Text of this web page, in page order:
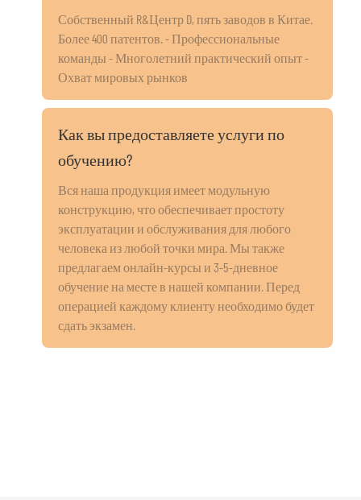
Собственный R&Центр D, пять заводов в Китае.
Более 400 патентов. - Профессиональные
команды - Многолетний практический опыт -
Охват мировых рынков
Как вы предоставляете услуги по
обучению?
Вся наша продукция имеет модульную
конструкцию, что обеспечивает простоту
эксплуатации и обслуживания для любого
человека из любой точки мира. Мы также
предлагаем онлайн-курсы и 3-5-дневное
обучение на месте в нашей компании. Перед
операцией каждому клиенту необходимо будет
сдать экзамен.